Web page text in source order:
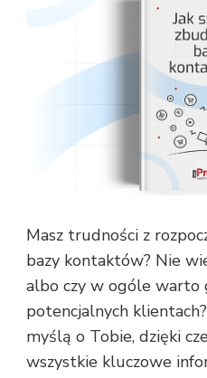
Masz trudności z
bazy kontaktów? Nie
albo czy w ogóle warto
potencjalnych
myślą o Tobie, dzięki
wszystkie kluczowe